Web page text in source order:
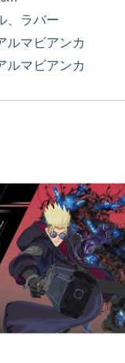
、ラバー
ルマビアンカ
ルマビアンカ